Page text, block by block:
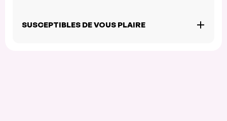
SUSCEPTIBLES DE VOUS PLAIRE